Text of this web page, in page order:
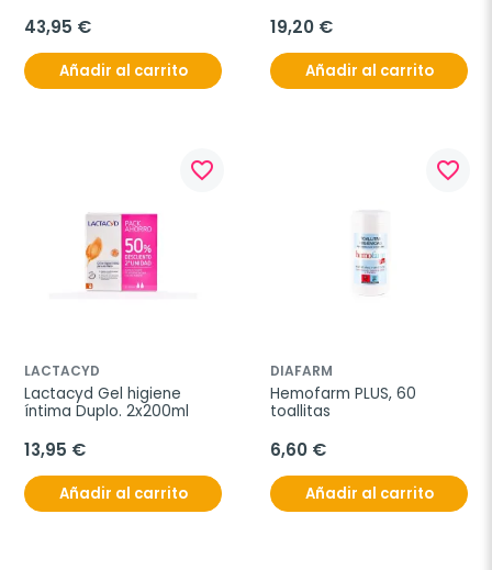
43,95 €
Añadir al carrito
400 ml
19,20 €
Añadir al carrito
favorite_border
LACTACYD
Lactacyd Gel higiene
íntima Duplo. 2x200ml
13,95 €
Añadir al carrito
favorite_border
DIAFARM
Hemofarm PLUS, 60
toallitas
6,60 €
Añadir al carrito